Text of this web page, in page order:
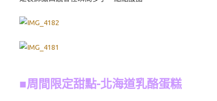
■周間限定甜點-北海道乳酪蛋糕